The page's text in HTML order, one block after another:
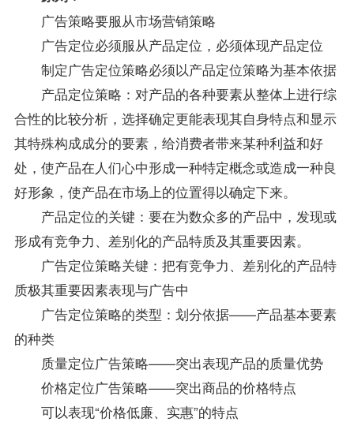
广告策略要服从市场营销策略
广告定位必须服从产品定位，必须体现产品定位
制定广告定位策略必须以产品定位策略为基本依据
产品定位策略：对产品的各种要素从整体上进行综
合性的比较分析，选择确定更能表现其自身特点和显示
其特殊构成成分的要素，给消费者带来某种利益和好
处，使产品在人们心中形成一种特定概念或造成一种良
好形象，使产品在市场上的位置得以确定下来。
产品定位的关键：要在为数众多的产品中，发现或
形成有竞争力、差别化的产品特质及其重要因素。
广告定位策略关键：把有竞争力、差别化的产品特
质极其重要因素表现与广告中
广告定位策略的类型：划分依据——产品基本要素
的种类
质量定位广告策略——突出表现产品的质量优势
价格定位广告策略——突出商品的价格特点
可以表现“价格低廉、实惠”的特点